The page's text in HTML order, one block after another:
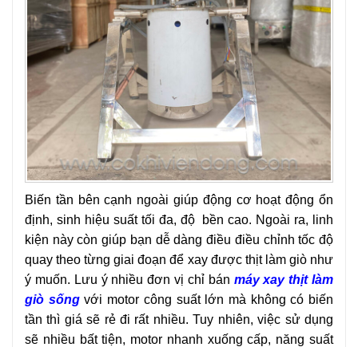
Biến tần bên cạnh ngoài giúp động cơ hoạt động ổn
định, sinh hiệu suất tối đa, độ bền cao. Ngoài ra, linh
kiện này còn giúp bạn dễ dàng điều điều chỉnh tốc độ
quay theo từng giai đoạn để xay được thịt làm giò như
ý muốn. Lưu ý nhiều đơn vị chỉ bán máy xay thịt làm
giò sống với motor công suất lớn mà không có biến
tần thì giá sẽ rẻ đi rất nhiều. Tuy nhiên, việc sử dụng
sẽ nhiều bất tiện, motor nhanh xuống cấp, năng suất